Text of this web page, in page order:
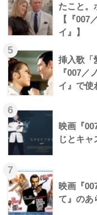
たこと。
【『007
イ』】
5
挿入歌「
『007／
イ』で使
6
映画『
じとキャ
7
映画『
て』のあ